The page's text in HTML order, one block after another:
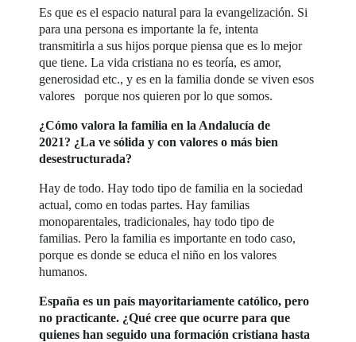
Es que es el espacio natural para la evangelización. Si
para una persona es importante la fe, intenta
transmitirla a sus hijos porque piensa que es lo mejor
que tiene. La vida cristiana no es teoría, es amor,
generosidad etc., y es en la familia donde se viven esos
valores porque nos quieren por lo que somos.
¿Cómo valora la familia en la Andalucía de
2021? ¿La ve sólida y con valores o más bien
desestructurada?
Hay de todo. Hay todo tipo de familia en la sociedad
actual, como en todas partes. Hay familias
monoparentales, tradicionales, hay todo tipo de
familias. Pero la familia es importante en todo caso,
porque es donde se educa el niño en los valores
humanos.
España es un país mayoritariamente católico, pero
no practicante. ¿Qué cree que ocurre para que
quienes han seguido una formación cristiana hasta